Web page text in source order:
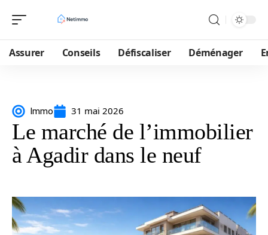
Assurer Conseils Défiscaliser Déménager
Immo 31 mai 2026
Le marché de l’immobilier
à Agadir dans le neuf